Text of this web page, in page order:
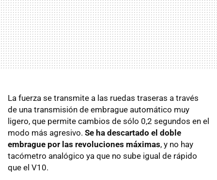
La fuerza se transmite a las ruedas traseras a través
de una transmisión de embrague automático muy
ligero, que permite cambios de sólo 0,2 segundos en el
modo más agresivo. Se ha descartado el doble
embrague por las revoluciones máximas, y no hay
tacómetro analógico ya que no sube igual de rápido
que el V10.